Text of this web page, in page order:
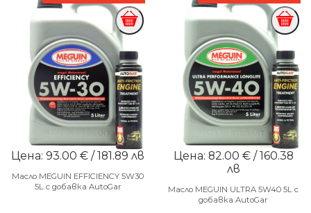
Цена: 93.00 € / 181.89 лв
Масло MEGUIN EFFICIENCY 5W30
5L с добавка AutoGar
Цена: 82.00 € / 160.38
лв
Масло MEGUIN ULTRA 5W40 5L с
добавка AutoGar